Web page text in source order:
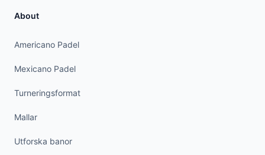
About
Americano Padel
Mexicano Padel
Turneringsformat
Mallar
Utforska banor